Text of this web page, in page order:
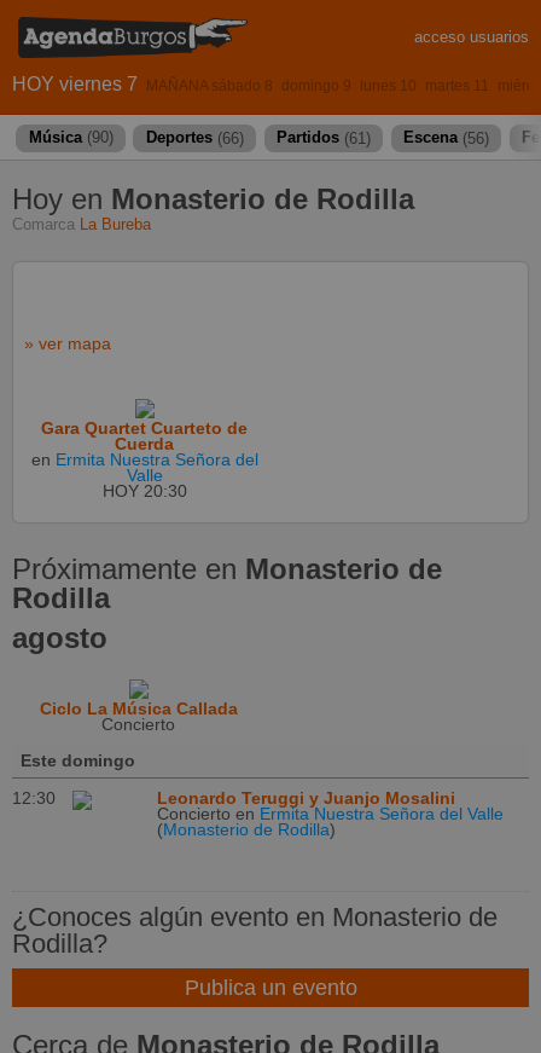
acceso usuarios
HOY viernes 7 MAÑANA sábado 8 domingo 9 lunes 10 martes 11
Música (90) Deportes (66) Partidos (61) Escena (56)
Hoy en Monasterio de Rodilla
Comarca La Bureba
» ver mapa
Gara Quartet Cuarteto de
Cuerda
en Ermita Nuestra Señora del
Valle
HOY 20:30
Próximamente en Monasterio de
Rodilla
agosto
Ciclo La Música Callada
Concierto
Este domingo
12:30
Leonardo Teruggi y Juanjo Mosalini
Concierto en Ermita Nuestra Señora del Valle
( Monasterio de Rodilla)
¿Conoces algún evento en Monasterio de
Rodilla?
Publica un evento
Cerca de Monasterio de Rodilla